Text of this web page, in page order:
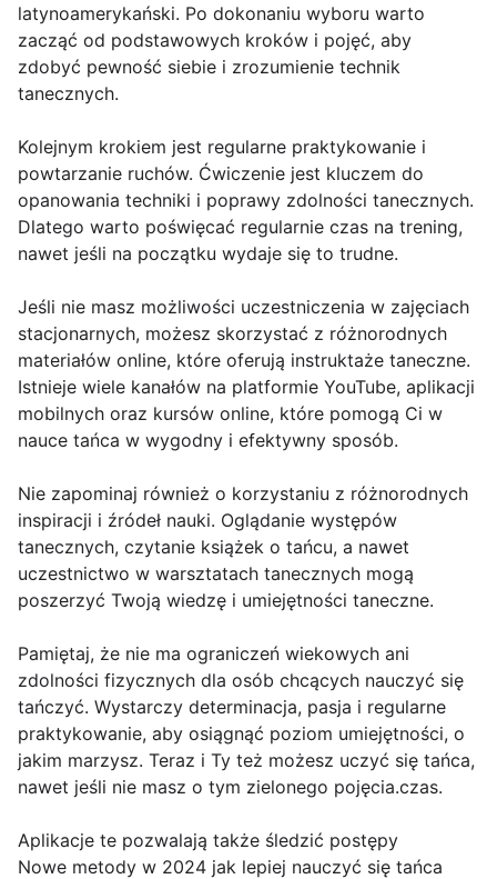
latynoamerykański. Po dokonaniu wyboru warto
zacząć od podstawowych kroków i pojęć, aby
zdobyć pewność siebie i zrozumienie technik
tanecznych.
Kolejnym krokiem jest regularne praktykowanie i
powtarzanie ruchów. Ćwiczenie jest kluczem do
opanowania techniki i poprawy zdolności tanecznych.
Dlatego warto poświęcać regularnie czas na trening,
nawet jeśli na początku wydaje się to trudne.
Jeśli nie masz możliwości uczestniczenia w zajęciach
stacjonarnych, możesz skorzystać z różnorodnych
materiałów online, które oferują instruktaże taneczne.
Istnieje wiele kanałów na platformie YouTube, aplikacji
mobilnych oraz kursów online, które pomogą Ci w
nauce tańca w wygodny i efektywny sposób.
Nie zapominaj również o korzystaniu z różnorodnych
inspiracji i źródeł nauki. Oglądanie występów
tanecznych, czytanie książek o tańcu, a nawet
uczestnictwo w warsztatach tanecznych mogą
poszerzyć Twoją wiedzę i umiejętności taneczne.
Pamiętaj, że nie ma ograniczeń wiekowych ani
zdolności fizycznych dla osób chcących nauczyć się
tańczyć. Wystarczy determinacja, pasja i regularne
praktykowanie, aby osiągnąć poziom umiejętności, o
jakim marzysz. Teraz i Ty też możesz uczyć się tańca,
nawet jeśli nie masz o tym zielonego pojęcia.czas.
Aplikacje te pozwalają także śledzić postępy
Nowe metody w 2024 jak lepiej nauczyć się tańca